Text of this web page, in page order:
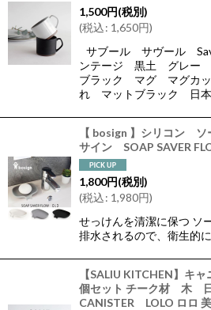
1,500円(税別)
(税込: 1,650円)
サブール サヴール
ンテージ 黒土 グレ
ブラック マグ マグカ
れ マットブラック 日
【 bosign 】シリコン
サイン SOAP SAVER
1,800円(税別)
(税込: 1,980円)
せっけんを清潔に保つ ソ
排水されるので、衛生的
【SALIU KITCHEN】キ
個セット チーク材 木
CANISTER LOLO ロロ